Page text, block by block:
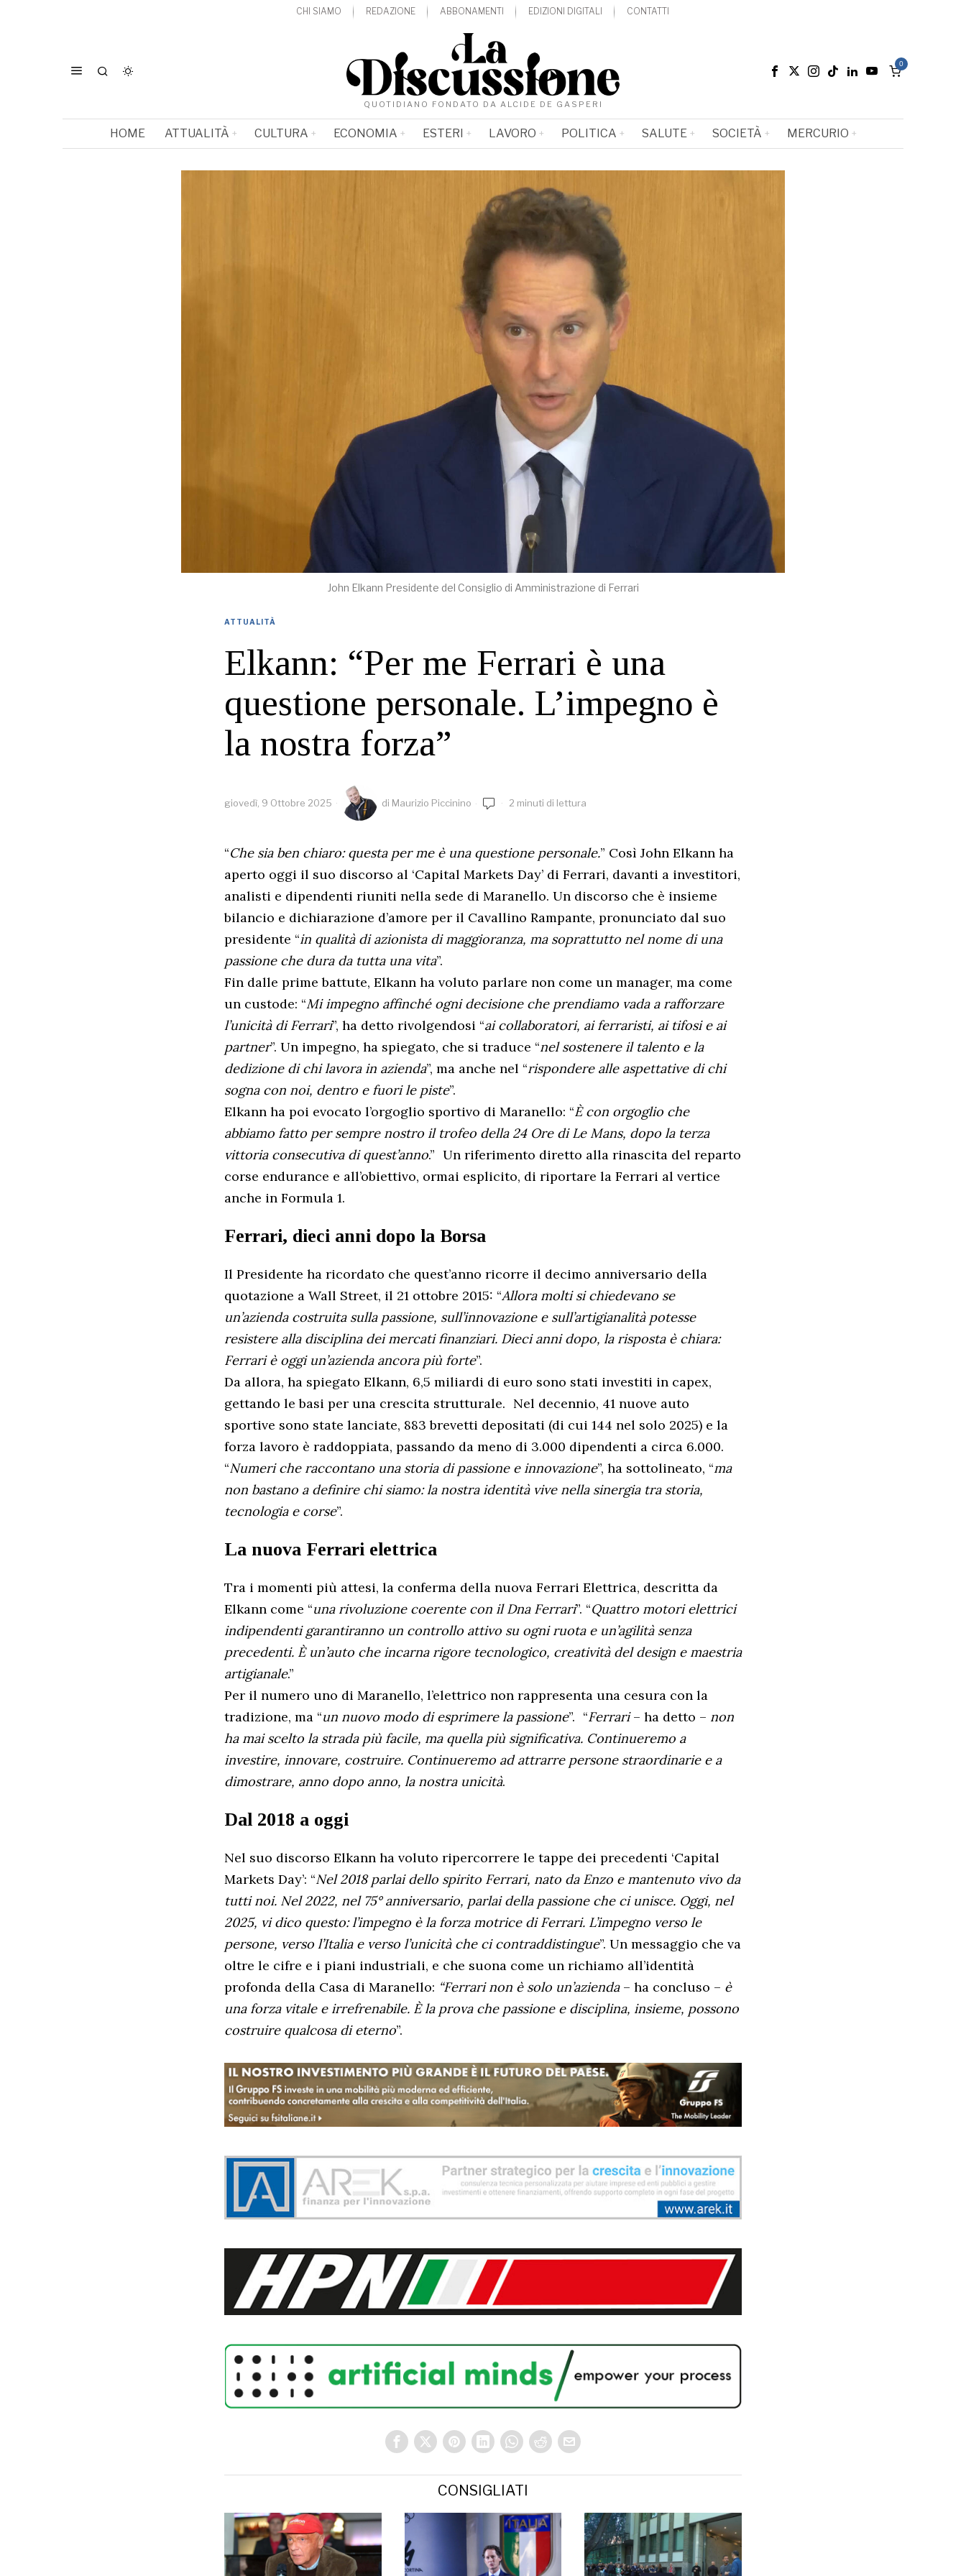
CHI SIAMO REDAZIONE ABBONAMENTI EDIZIONI DIGITALI CONTATTI
QUOTIDIANO FONDATO DA ALCIDE DE GASPERI
0
HOME ATTUALITÀ CULTURA ECONOMIA ESTERI LAVORO POLITICA SALUTE SOCIETÀ MERCURIO
John Elkann Presidente del Consiglio di Amministrazione di Ferrari
ATTUALITÀ
Elkann: “Per me Ferrari è una
questione personale. L’impegno è
la nostra forza”
giovedì, 9 Ottobre 2025 di Maurizio Piccinino 2 minuti di lettura
“Che sia ben chiaro: questa per me è una questione personale.” Così John Elkann ha
aperto oggi il suo discorso al ‘Capital Markets Day’ di Ferrari, davanti a investitori,
analisti e dipendenti riuniti nella sede di Maranello. Un discorso che è insieme
bilancio e dichiarazione d’amore per il Cavallino Rampante, pronunciato dal suo
presidente “in qualità di azionista di maggioranza, ma soprattutto nel nome di una
passione che dura da tutta una vita”.
Fin dalle prime battute, Elkann ha voluto parlare non come un manager, ma come
un custode: “Mi impegno affinché ogni decisione che prendiamo vada a rafforzare
l’unicità di Ferrari”, ha detto rivolgendosi “ai collaboratori, ai ferraristi, ai tifosi e ai
partner”. Un impegno, ha spiegato, che si traduce “nel sostenere il talento e la
dedizione di chi lavora in azienda”, ma anche nel “rispondere alle aspettative di chi
sogna con noi, dentro e fuori le piste”.
Elkann ha poi evocato l’orgoglio sportivo di Maranello: “È con orgoglio che
abbiamo fatto per sempre nostro il trofeo della 24 Ore di Le Mans, dopo la terza
vittoria consecutiva di quest’anno.” Un riferimento diretto alla rinascita del reparto
corse endurance e all’obiettivo, ormai esplicito, di riportare la Ferrari al vertice
anche in Formula 1.
Ferrari, dieci anni dopo la Borsa
Il Presidente ha ricordato che quest’anno ricorre il decimo anniversario della
quotazione a Wall Street, il 21 ottobre 2015: “Allora molti si chiedevano se
un’azienda costruita sulla passione, sull’innovazione e sull’artigianalità potesse
resistere alla disciplina dei mercati finanziari. Dieci anni dopo, la risposta è chiara:
Ferrari è oggi un’azienda ancora più forte”.
Da allora, ha spiegato Elkann, 6,5 miliardi di euro sono stati investiti in capex,
gettando le basi per una crescita strutturale. Nel decennio, 41 nuove auto
sportive sono state lanciate, 883 brevetti depositati (di cui 144 nel solo 2025) e la
forza lavoro è raddoppiata, passando da meno di 3.000 dipendenti a circa 6.000.
“Numeri che raccontano una storia di passione e innovazione”, ha sottolineato, “ma
non bastano a definire chi siamo: la nostra identità vive nella sinergia tra storia,
tecnologia e corse”.
La nuova Ferrari elettrica
Tra i momenti più attesi, la conferma della nuova Ferrari Elettrica, descritta da
Elkann come “una rivoluzione coerente con il Dna Ferrari”. “Quattro motori elettrici
indipendenti garantiranno un controllo attivo su ogni ruota e un’agilità senza
precedenti. È un’auto che incarna rigore tecnologico, creatività del design e maestria
artigianale.”
Per il numero uno di Maranello, l’elettrico non rappresenta una cesura con la
tradizione, ma “un nuovo modo di esprimere la passione”. “Ferrari– ha detto – non
ha mai scelto la strada più facile, ma quella più significativa. Continueremo a
investire, innovare, costruire. Continueremo ad attrarre persone straordinarie e a
dimostrare, anno dopo anno, la nostra unicità.
Dal 2018 a oggi
Nel suo discorso Elkann ha voluto ripercorrere le tappe dei precedenti ‘Capital
Markets Day’: “Nel 2018 parlai dello spirito Ferrari, nato da Enzo e mantenuto vivo da
tutti noi. Nel 2022, nel 75° anniversario, parlai della passione che ci unisce. Oggi, nel
2025, vi dico questo: l’impegno è la forza motrice di Ferrari. L’impegno verso le
persone, verso l’Italia e verso l’unicità che ci contraddistingue”. Un messaggio che va
oltre le cifre e i piani industriali, e che suona come un richiamo all’identità
profonda della Casa di Maranello: “Ferrari non è solo un’azienda – ha concluso – è
una forza vitale e irrefrenabile. È la prova che passione e disciplina, insieme, possono
costruire qualcosa di eterno”.
CONSIGLIATI